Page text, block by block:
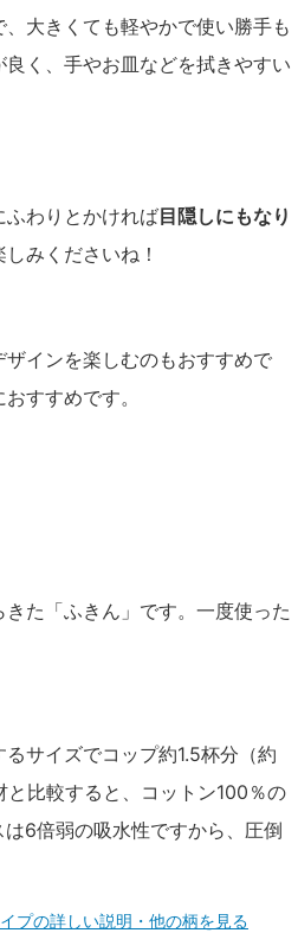
大きくても軽やかで使い勝手も
く、手やお皿などを拭きやすい
わりとかければ目隠しにもなり
みくださいね！
インを楽しむのもおすすめで
すすめです。
た「ふきん」です。一度使った
サイズでコップ約1.5杯分（約
比較すると、コットン100％の
6倍弱の吸水性ですから、圧倒
プの詳しい説明・他の柄を見る